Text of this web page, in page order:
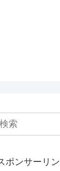
ポンサーリ